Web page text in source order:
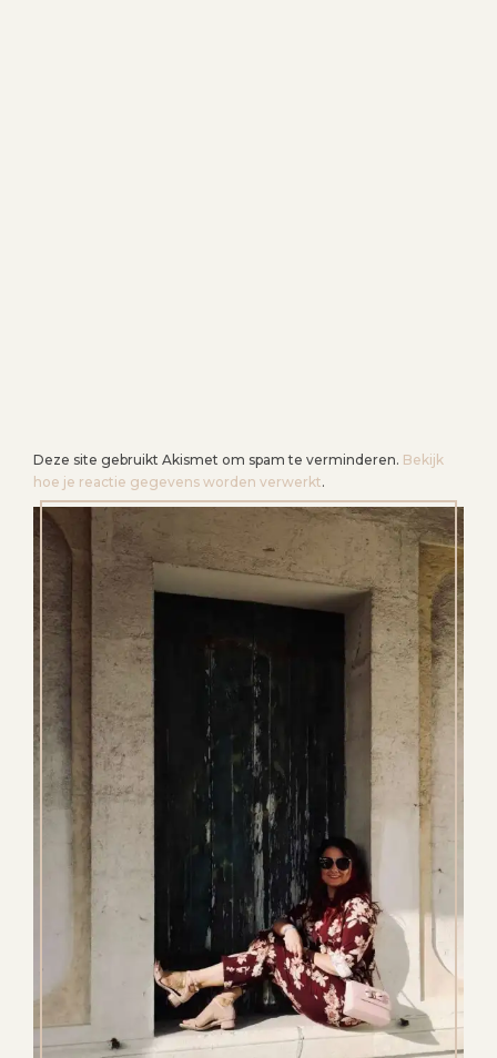
Deze site gebruikt Akismet om spam te verminderen. Bekijk
hoe je reactie gegevens worden verwerkt.